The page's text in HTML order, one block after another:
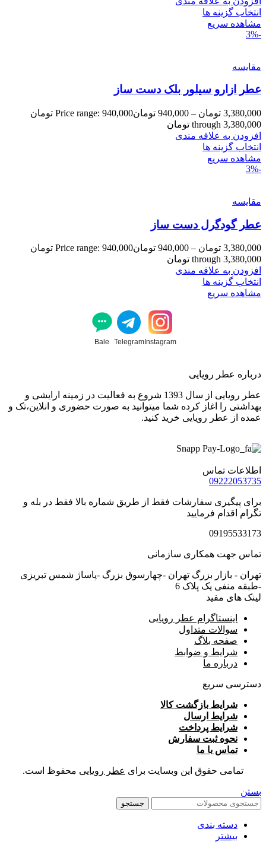
انتخاب گزینه ها
مشاهده سریع
-3%
مقایسه
عطر ازارو سیلور بلک دست ساز
3,380,000 تومان –
940,000 تومان
Price range: 940,000 تومان
through 3,380,000 تومان
افزودن به علاقه مندی
انتخاب گزینه ها
مشاهده سریع
-3%
مقایسه
عطر گودگرل دست ساز
3,380,000 تومان –
940,000 تومان
Price range: 940,000 تومان
through 3,380,000 تومان
افزودن به علاقه مندی
انتخاب گزینه ها
مشاهده سریع
Instagram
Telegram
Bale
درباره عطر رویایی
عطر رویایی از سال 1393 شروع به فعالیت در زمینه ارایشی و
بهداشتی را اغاز کرده شما میتوانید به صورت حضوری و انلاین،تک و
عمده از عطر رویایی خرید کنید.
اطلاعات تماس
09222053735
برای پیگیری سفارشات فقط از طریق شماره بالا فقط در بله و
تگرام اقدام فرمایید
09195533173
تماس جهت همکاری سازمانی
تهران - بازار بزرگ تهران -چهارسوق بزرگ -پاساژ شمس تبریزی
-طبقه منفی یک پلاک 6
لینک های مفید
اینستاگرام عطر رویایی
سوالات متداول
صفحه بلاگ
شرایط و ضوابط
درباره ما
دسترسی سریع
شرایط بازگشت کالا
شرایط ارسال
شرایط پرداخت
نحوه ثبت سفارش
تماس با ما
تمامی حقوق این وبسایت برای عطر رویایی محفوظ است.
بستن
جستجو
دسته بندی
بیشتر